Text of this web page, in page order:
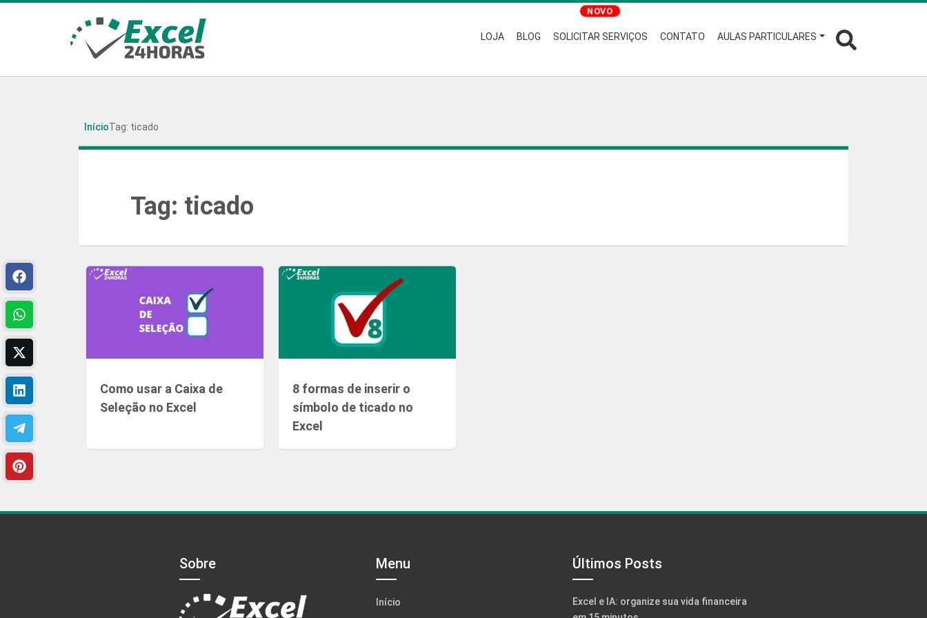
LOJA BLOG SOLICITAR SERVIÇOS CONTATO AULAS PARTICULARES
InícioTag: ticado
Tag: ticado
Como usar a Caixa de
Seleção no Excel
8 formas de inserir o
símbolo de ticado no
Excel
Sobre Menu
Início
Últimos Posts
Excel e IA: organize sua vida financeira